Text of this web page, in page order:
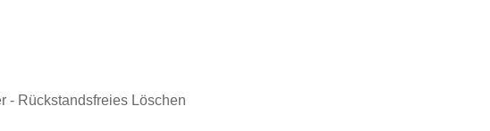
- Rückstandsfreies Löschen